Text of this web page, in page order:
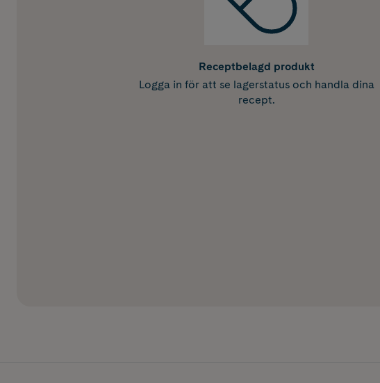
Receptbelagd produkt
Logga in för att se lagerstatus och handla dina
recept.